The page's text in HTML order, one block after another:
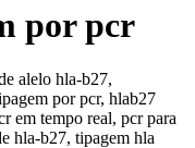
por pcr
alelo hla-b27,
por pcr, hlab27
em tempo real, pcr para
hla-b27, tipagem hla